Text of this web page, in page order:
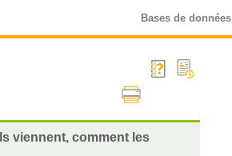
Bases de données
viennent, comment les